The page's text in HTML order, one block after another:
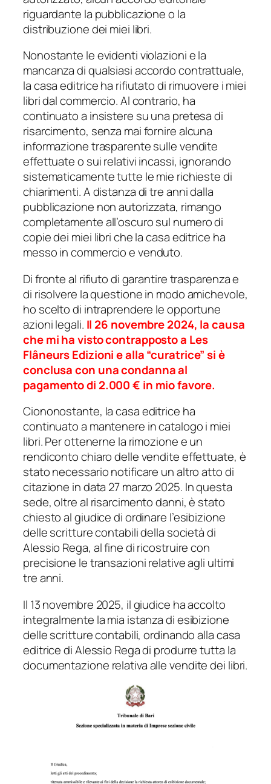
riguardante la pubblicazione o la
distribuzione dei miei libri.
Nonostante le evidenti violazioni e la
mancanza di qualsiasi accordo contrattuale,
la casa editrice ha rifiutato di rimuovere i miei
libri dal commercio. Al contrario, ha
continuato a insistere su una pretesa di
risarcimento, senza mai fornire alcuna
informazione trasparente sulle vendite
effettuate o sui relativi incassi, ignorando
sistematicamente tutte le mie richieste di
chiarimenti. A distanza di tre anni dalla
pubblicazione non autorizzata, rimango
completamente all’oscuro sul numero di
copie dei miei libri che la casa editrice ha
messo in commercio e venduto.
Di fronte al rifiuto di garantire trasparenza e
di risolvere la questione in modo amichevole,
ho scelto di intraprendere le opportune
azioni legali. Il 26 novembre 2024, la causa
che mi ha visto contrapposto a Les
Flâneurs Edizioni e alla “curatrice” si è
conclusa con una condanna al
pagamento di 2.000 € in mio favore.
Ciononostante, la casa editrice ha
continuato a mantenere in catalogo i miei
libri. Per ottenerne la rimozione e un
rendiconto chiaro delle vendite effettuate, è
stato necessario notificare un altro atto di
citazione in data 27 marzo 2025. In questa
sede, oltre al risarcimento danni, è stato
chiesto al giudice di ordinare l’esibizione
delle scritture contabili della società di
Alessio Rega, al fine di ricostruire con
precisione le transazioni relative agli ultimi
tre anni.
Il 13 novembre 2025, il giudice ha accolto
integralmente la mia istanza di esibizione
delle scritture contabili, ordinando alla casa
editrice di Alessio Rega di produrre tutta la
documentazione relativa alle vendite dei libri.